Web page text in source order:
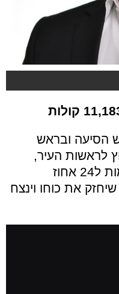
הסיעה ובראש
לראשות העיר,
לאחר שזכה בבחירות הקודמות ל24 אחוז
את כוחו וינצח